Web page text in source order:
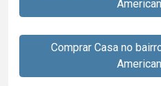
Comprar Casa no